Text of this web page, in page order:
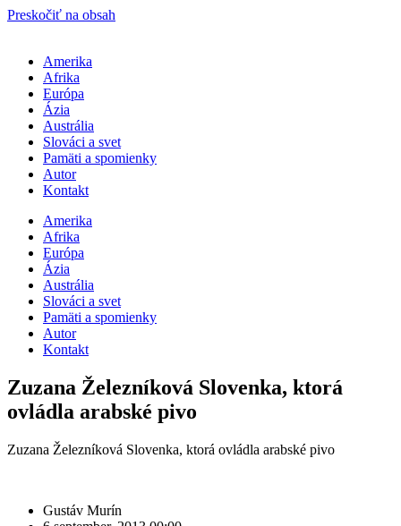
Preskočiť na obsah
Amerika
Afrika
Európa
Ázia
Austrália
Slováci a svet
Pamäti a spomienky
Autor
Kontakt
Amerika
Afrika
Európa
Ázia
Austrália
Slováci a svet
Pamäti a spomienky
Autor
Kontakt
Zuzana Železníková Slovenka, ktorá
ovládla arabské pivo
Zuzana Železníková Slovenka, ktorá ovládla arabské pivo
Gustáv Murín